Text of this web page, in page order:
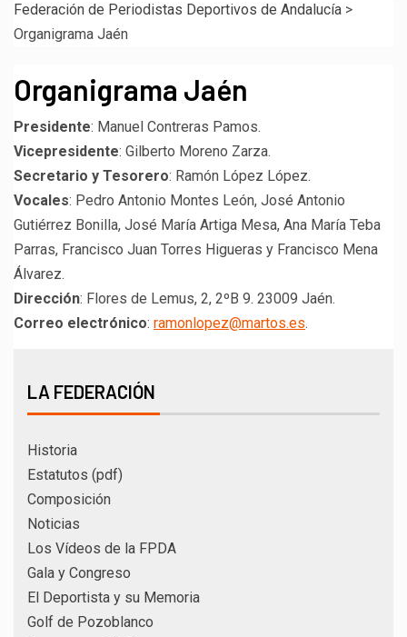
Federación de Periodistas Deportivos de Andalucía >
Organigrama Jaén
Organigrama Jaén
Presidente: Manuel Contreras Pamos.
Vicepresidente: Gilberto Moreno Zarza.
Secretario y Tesorero: Ramón López López.
Vocales: Pedro Antonio Montes León, José Antonio
Gutiérrez Bonilla, José María Artiga Mesa, Ana María Teba
Parras, Francisco Juan Torres Higueras y Francisco Mena
Álvarez.
Dirección: Flores de Lemus, 2, 2ºB 9. 23009 Jaén.
Correo electrónico: ramonlopez@martos.es.
LA FEDERACIÓN
Historia
Estatutos (pdf)
Composición
Noticias
Los Vídeos de la FPDA
Gala y Congreso
El Deportista y su Memoria
Golf de Pozoblanco